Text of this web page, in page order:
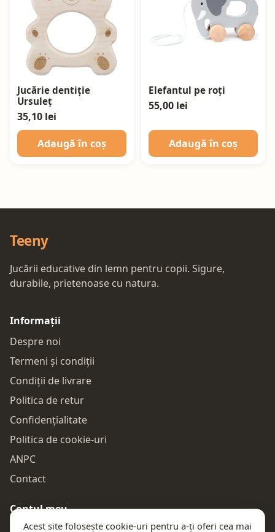
Jucărie dentiție
Ursuleț
35,10 lei
Adaugă în coș
Elefantul pe roți
55,00 lei
Adaugă în coș
Teeny
Jucării educative din lemn pentru copii. Sigure,
durabile, prietenoase cu natura.
Informații
Despre noi
Termeni și condiții
Condiții de livrare
Politica de retur
Confidențialitate
Politica de cookie-uri
ANPC
Contact
Contul meu
Acest site folosește cookie-uri pentru a-ți oferi cea mai